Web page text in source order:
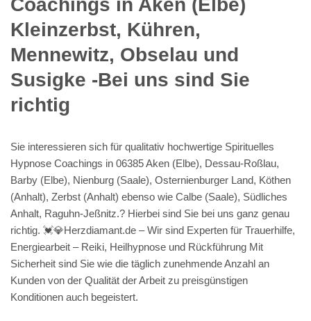
Kleinzerbst, Kühren,
Mennewitz, Obselau und
Susigke -Bei uns sind Sie
richtig
Sie interessieren sich für qualitativ hochwertige Spirituelles
Hypnose Coachings in 06385 Aken (Elbe), Dessau-Roßlau,
Barby (Elbe), Nienburg (Saale), Osternienburger Land, Köthen
(Anhalt), Zerbst (Anhalt) ebenso wie Calbe (Saale), Südliches
Anhalt, Raguhn-Jeßnitz.? Hierbei sind Sie bei uns ganz genau
richtig. 💓️💎Herzdiamant.de – Wir sind Experten für Trauerhilfe,
Energiearbeit – Reiki, Heilhypnose und Rückführung Mit
Sicherheit sind Sie wie die täglich zunehmende Anzahl an
Kunden von der Qualität der Arbeit zu preisgünstigen
Konditionen auch begeistert.